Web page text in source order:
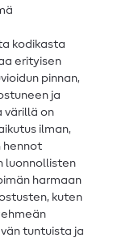
kodikasta
erityisen
pinnan,
ja
värillä on
ilman,
hennot
luonnollisten
harmaan
kuten
tuntuista ja